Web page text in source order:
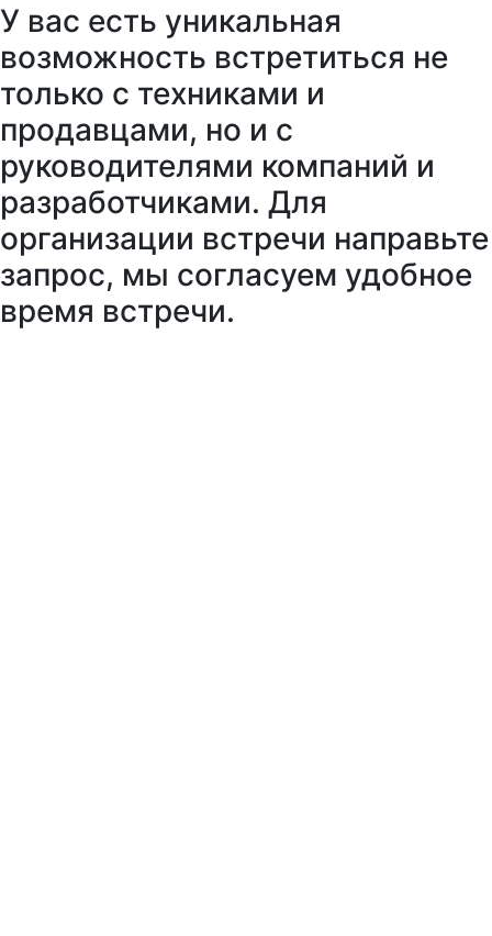
У вас есть уникальная
возможность встретиться не
только с техниками и
продавцами, но и с
руководителями компаний и
разработчиками. Для
организации встречи направьте
запрос, мы согласуем удобное
время встречи.